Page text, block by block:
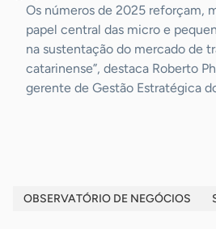
Os números de 2025 reforçam,
papel central das micro e
na sustentação do mercado de
catarinense”, destaca Roberto
gerente de Gestão Estratégica
OBSERVATÓRIO DE NEGÓCIOS